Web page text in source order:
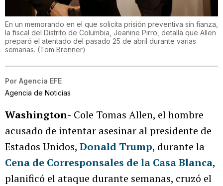
En un memorando en el que solicita prisión preventiva sin fianza,
la fiscal del Distrito de Columbia, Jeanine Pirro, detalla que Allen
preparó el atentado del pasado 25 de abril durante varias
semanas. (Tom Brenner)
Por Agencia EFE
Agencia de Noticias
Washington- Cole Tomas Allen, el hombre
acusado de intentar asesinar al presidente de
Estados Unidos, Donald Trump, durante la
Cena de Corresponsales de la Casa Blanca,
planificó el ataque durante semanas, cruzó el